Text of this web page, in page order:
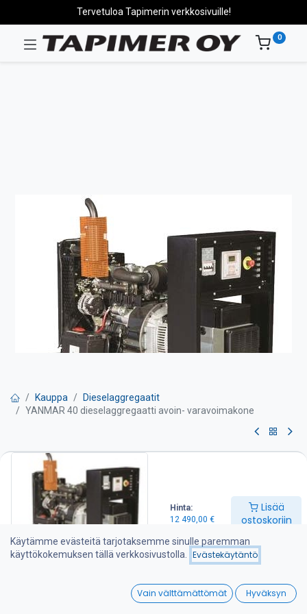
Hinta:
12 490,00 €
Lisää
ostoskoriin
Wishlist
Tervetuloa Tapimerin verkkosivuille!
0
Kauppa
Dieselaggregaatit
YANMAR 40 dieselaggregaatti avoin- varavoimakone
YANMAR 40 dieselaggregaatti
avoin- varavoimakone
Pyydä tarjous
40 kVA varavoima dieselaggregaatti
Tärkeimmät tiedot:
-Moottori: YANMAR 4TNV98T ( 3,3 litran sylinteritilavuus)
Käytämme evästeitä tarjotaksemme sinulle paremman
käyttökokemuksen tällä verkkosivustolla.
Evästekäytäntö
Vain välttämättömät Hyväksyn